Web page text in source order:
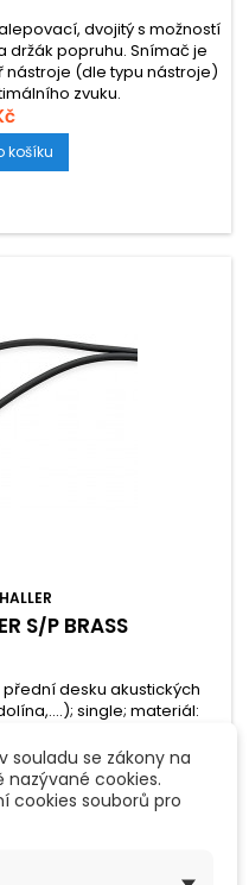
dvojitý s možností
popruhu. Snímač je
nástroje (dle typu nástroje)
zvuku.
košíku
S/P BRASS
desku akustických
single; materiál:
košíku
souladu se zákony na
nazývané cookies.
cookies souborů pro